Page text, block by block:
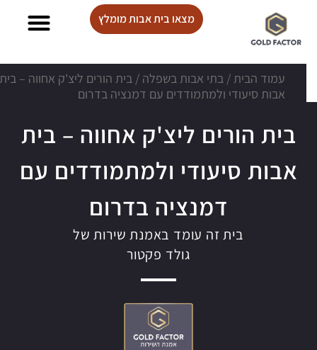
מצאו בית אבות מומלץ
עמוד הבית/ בתי אבות בשפלה / בית הורים ליצ'ק אחווה – בית
אבות סיעודי ולמתמודדים עם דמנציה בדרום
בית הורים ליצ'ק אחווה – בית
אבות סיעודי ולמתמודדים עם
דמנציה בדרום
בית זה עומד באמנת שירות של
גולד פקטור